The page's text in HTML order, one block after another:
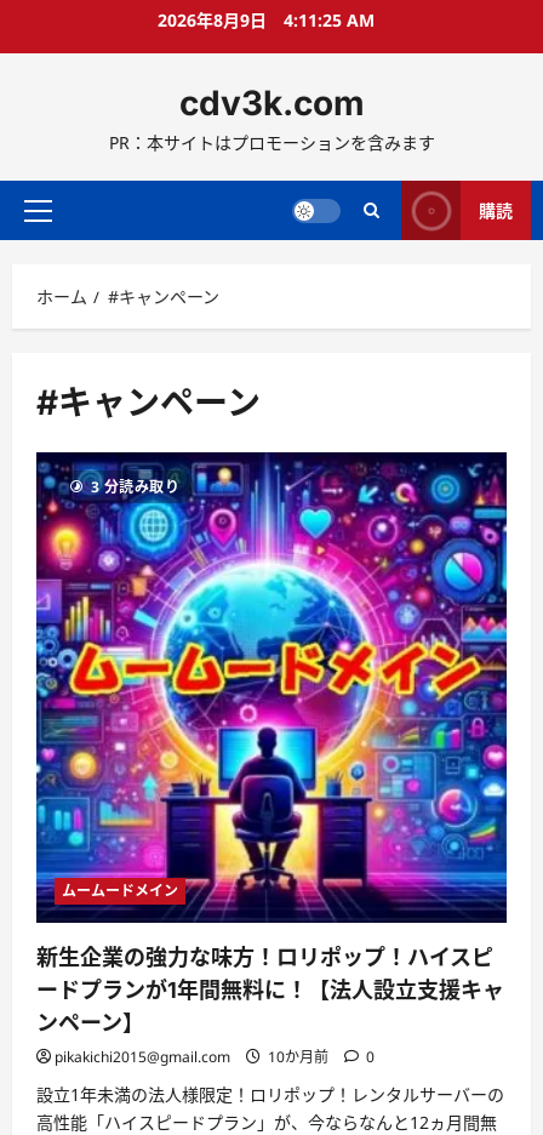
ス
ッ
2026年8月9日 4:11:26 AM
cdv3k.com
PR：本サイトはプロモーションを含みます
メ
メ
ニ
ー
購読
ホーム #キャンペーン
#キャンペーン
3 分読み取り
ムームードメイン
新生企業の強力な味方！ロリポップ！ハイスピ
ードプランが1年間無料に！【法人設立支援キャ
ンペーン】
pikakichi2015@gmail.com 10か月前 0
設立1年未満の法人様限定！ロリポップ！レンタルサーバーの
高性能「ハイスピードプラン」が、今ならなんと12ヵ月間無